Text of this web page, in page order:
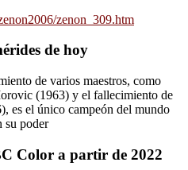
zenon_309.htm
de hoy
de varios maestros, como
(1963) y el fallecimiento de
es el único campeón del mundo
su poder
Color a partir de 2022